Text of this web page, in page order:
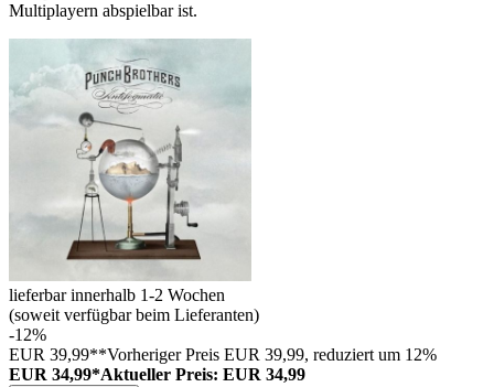
Multiplayern abspielbar ist.
lieferbar innerhalb 1-2 Wochen
(soweit verfügbar beim Lieferanten)
-12%
EUR 39,99**Vorheriger Preis EUR 39,99, reduziert um 12%
EUR 34,99*Aktueller Preis: EUR 34,99